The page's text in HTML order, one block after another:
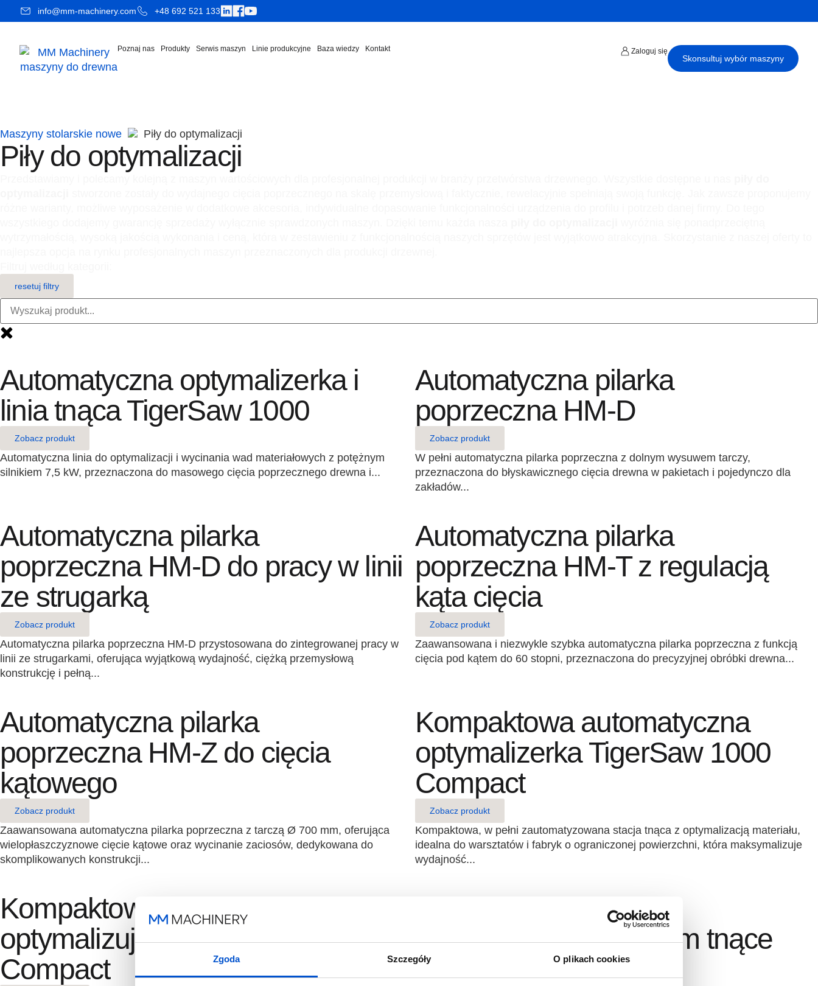
Zgoda Szczegóły O plikach cookies
info@mm-machinery.com +48 692 521 133
Poznaj nas Produkty Serwis maszyn Linie produkcyjne Baza wiedzy Kontakt Zaloguj się
Skonsultuj wybór maszyny
Maszyny stolarskie nowe Piły do optymalizacji
Piły do optymalizacji
resetuj filtry
Automatyczna optymalizerka i
linia tnąca TigerSaw 1000
Zobacz produkt
Automatyczna linia do optymalizacji i wycinania wad materiałowych z potężnym
silnikiem 7,5 kW, przeznaczona do masowego cięcia poprzecznego drewna i...
Automatyczna pilarka
poprzeczna HM-D
Zobacz produkt
W pełni automatyczna pilarka poprzeczna z dolnym wysuwem tarczy,
przeznaczona do błyskawicznego cięcia drewna w pakietach i pojedynczo dla
zakładów...
Automatyczna pilarka
poprzeczna HM-D do pracy w linii
ze strugarką
Zobacz produkt
Automatyczna pilarka poprzeczna HM-D przystosowana do zintegrowanej pracy w
linii ze strugarkami, oferująca wyjątkową wydajność, ciężką przemysłową
konstrukcję i pełną...
Automatyczna pilarka
poprzeczna HM-T z regulacją
kąta cięcia
Zobacz produkt
Zaawansowana i niezwykle szybka automatyczna pilarka poprzeczna z funkcją
cięcia pod kątem do 60 stopni, przeznaczona do precyzyjnej obróbki drewna...
Automatyczna pilarka
poprzeczna HM-Z do cięcia
kątowego
Zobacz produkt
Zaawansowana automatyczna pilarka poprzeczna z tarczą Ø 700 mm, oferująca
wielopłaszczyznowe cięcie kątowe oraz wycinanie zaciosów, dedykowana do
skomplikowanych konstrukcji...
Kompaktowa automatyczna
optymalizerka TigerSaw 1000
Compact
Zobacz produkt
Kompaktowa, w pełni zautomatyzowana stacja tnąca z optymalizacją materiału,
idealna do warsztatów i fabryk o ograniczonej powierzchni, która maksymalizuje
wydajność...
Kompaktowe centrum
optymalizujące TigerSaw 2000
Compact
Zautomatyzowane
optymalizujące centrum tnące
TigerSaw 2000